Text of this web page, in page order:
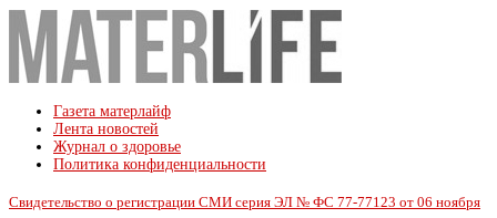
Газета матерлайф
Лента новостей
Журнал о здоровье
Политика конфиденциальности
Свидетельство о регистрации СМИ серия ЭЛ № ФС 77-77123 от 06 ноября